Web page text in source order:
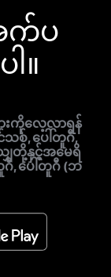
က်ပ
။
ားကိုလေ့လာရန်
သစ်, ပေါ်တူဂီ,
ျှတို့နှင့်အမေရိ
ဂီ, ပေါ်တူဂီ (ဘ